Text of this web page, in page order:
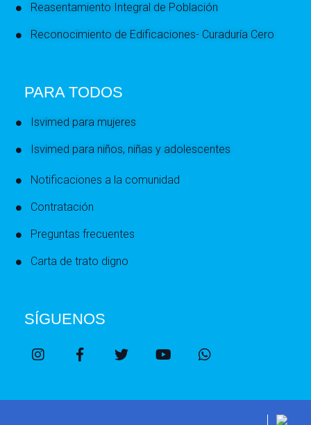
Reasentamiento Integral de Población
Reconocimiento de Edificaciones- Curaduría Cero
PARA TODOS
Isvimed para mujeres
Isvimed para niños, niñas y adolescentes
Notificaciones a la comunidad
Contratación
Preguntas frecuentes
Carta de trato digno
SÍGUENOS